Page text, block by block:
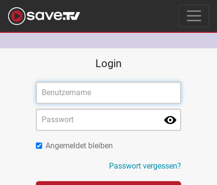
Login
Angemeldet bleiben
Passwort vergessen?